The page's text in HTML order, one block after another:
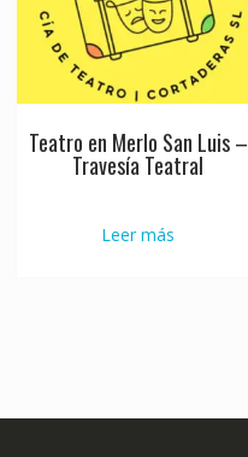
Teatro en Merlo San Luis –
Travesía Teatral
Leer más